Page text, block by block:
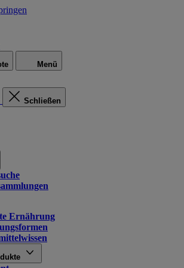
Menü
Schließen
Ernährung